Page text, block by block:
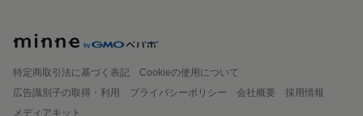
特定商取引法に基づく表記
Cookieの使用について
広告識別子の取得・利用
プライバシーポリシー 会社概要
採用情報
メディアキット